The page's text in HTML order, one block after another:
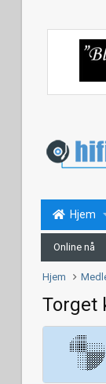
Hjem
Online nå
Hjem
Torget